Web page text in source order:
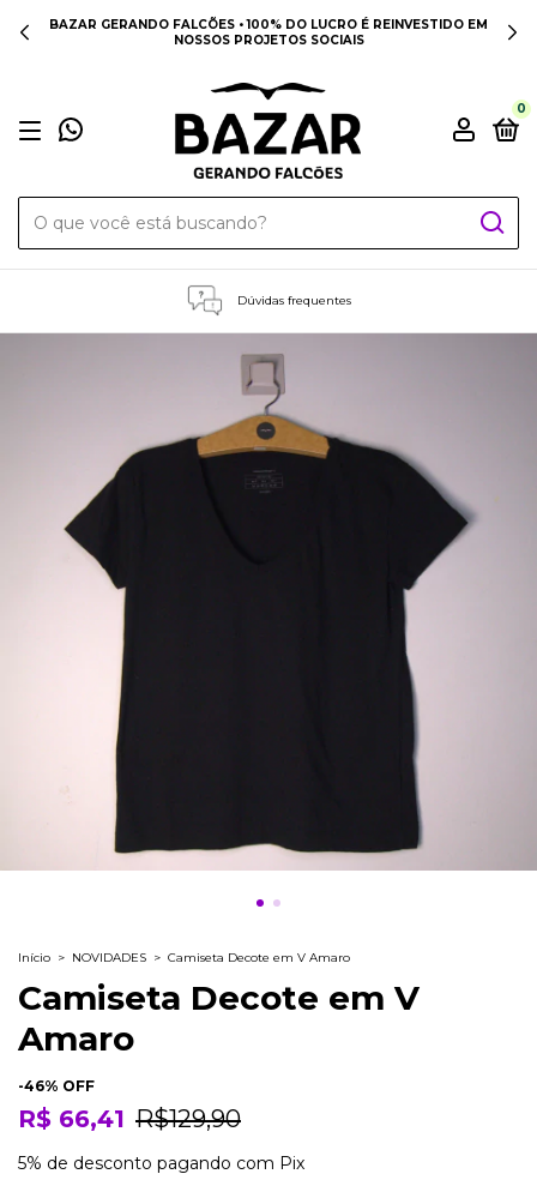
BAZAR GERANDO FALCÕES • 100% DO LUCRO É REINVESTIDO EM
NOSSOS PROJETOS SOCIAIS
0
Dúvidas frequentes
Início > NOVIDADES > Camiseta Decote em V Amaro
Camiseta Decote em V
Amaro
-46% OFF
R$ 66,41 R$129,90
5% de desconto pagando com Pix